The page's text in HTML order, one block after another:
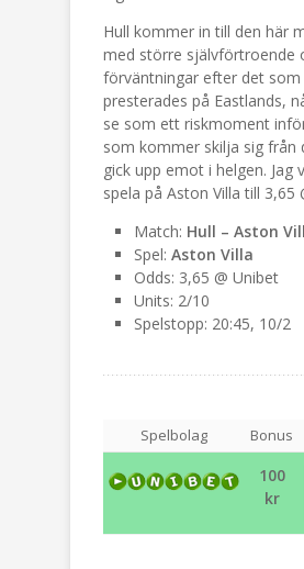
Hull kommer in till den här
med större självförtroende
förväntningar efter det som
presterades på Eastlands,
se som ett riskmoment
som kommer skilja sig från
gick upp emot i helgen. Jag
spela på Aston Villa till 3,65
Match: Hull – Aston
Spel: Aston Villa
Odds: 3,65 @ Unibet
Units: 2/10
Spelstopp: 20:45, 10/2
Spelbolag Bonus
100
kr